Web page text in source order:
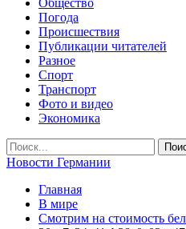
Общество
Погода
Происшествия
Публикации читателей
Разное
Спорт
Транспорт
Фото и видео
Экономика
Новости Германии
Главная
В мире
Смотрим на стоимость